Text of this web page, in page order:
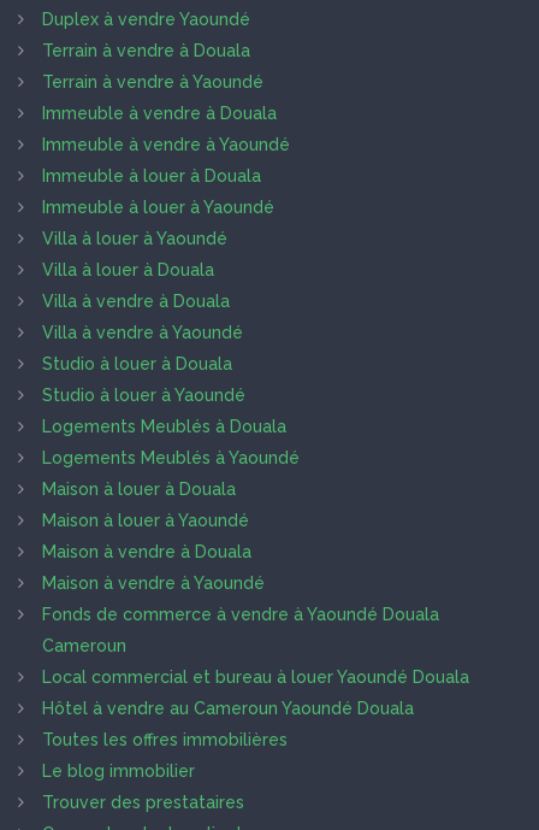
Duplex à vendre Yaoundé
Terrain à vendre à Douala
Terrain à vendre à Yaoundé
Immeuble à vendre à Douala
Immeuble à vendre à Yaoundé
Immeuble à louer à Douala
Immeuble à louer à Yaoundé
Villa à louer à Yaoundé
Villa à louer à Douala
Villa à vendre à Douala
Villa à vendre à Yaoundé
Studio à louer à Douala
Studio à louer à Yaoundé
Logements Meublés à Douala
Logements Meublés à Yaoundé
Maison à louer à Douala
Maison à louer à Yaoundé
Maison à vendre à Douala
Maison à vendre à Yaoundé
Fonds de commerce à vendre à Yaoundé Douala
Cameroun
Local commercial et bureau à louer Yaoundé Douala
Hôtel à vendre au Cameroun Yaoundé Douala
Toutes les offres immobilières
Le blog immobilier
Trouver des prestataires